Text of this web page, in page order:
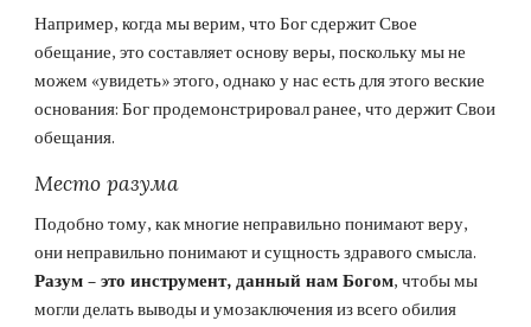
Например, когда мы верим, что Бог сдержит Свое
обещание, это составляет основу веры, поскольку мы не
можем «увидеть» этого, однако у нас есть для этого веские
основания: Бог продемонстрировал ранее, что держит Свои
обещания.
Место разума
Подобно тому, как многие неправильно понимают веру,
Разум – это инструмент, данный нам Богом, чтобы мы
могли делать выводы и умозаключения из всего обилия